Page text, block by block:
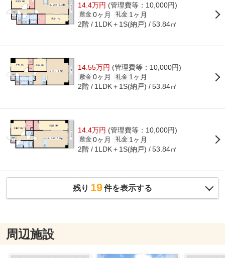
14.4万円 (管理費等：10,000円)
敷金 0ヶ月 礼金 1ヶ月
2階 1LDK＋1S(納戸) 53.84㎡
14.55万円 (管理費等：10,000円)
敷金 0ヶ月 礼金 1ヶ月
2階 1LDK＋1S(納戸) 53.84㎡
14.4万円 (管理費等：10,000円)
敷金 0ヶ月 礼金 1ヶ月
2階 1LDK＋1S(納戸) 53.84㎡
残り 19件を表示する
周辺施設